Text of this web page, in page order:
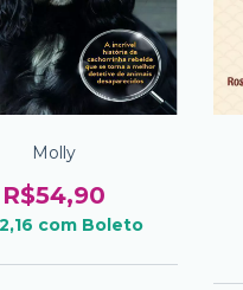
Molly
R$54,90
com Boleto